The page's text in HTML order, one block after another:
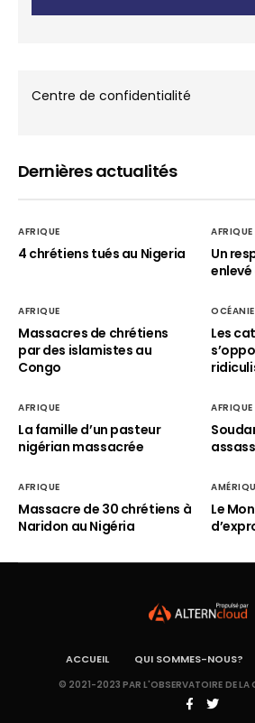
Centre de confidentialité
Dernières actualités
AFRIQUE
4 chrétiens tués au Nigeria
AFRIQUE
Un
AFRIQUE
Massacres de chrétiens
par des islamistes au
Congo
OCÉANIE
Les
AFRIQUE
La famille d’un pasteur
nigérian massacrée
AFRIQUE
AFRIQUE
Massacre de 30 chrétiens à
Naridon au Nigéria
Le
ACCUEIL QUI SOMMES-NOUS?
© 2021-2023 PAR L'OBSERVATOIRE DE LA